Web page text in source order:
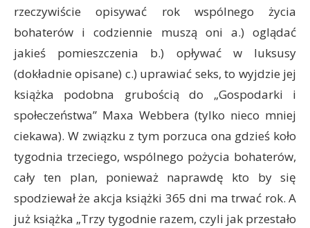
rzeczywiście opisywać rok wspólnego życia
bohaterów i codziennie muszą oni a.) oglądać
jakieś pomieszczenia b.) opływać w luksusy
(dokładnie opisane) c.) uprawiać seks, to wyjdzie jej
książka podobna grubością do „Gospodarki i
społeczeństwa” Maxa Webbera (tylko nieco mniej
ciekawa). W związku z tym porzuca ona gdzieś koło
tygodnia trzeciego, wspólnego pożycia bohaterów,
cały ten plan, ponieważ naprawdę kto by się
spodziewał że akcja książki 365 dni ma trwać rok. A
już książka „Trzy tygodnie razem, czyli jak przestało